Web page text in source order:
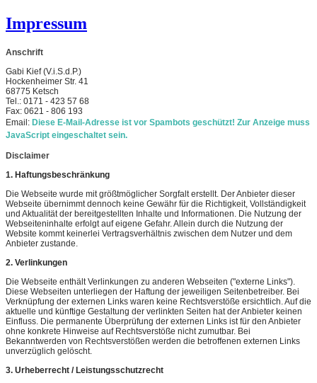
Impressum
Anschrift
Gabi Kief (V.i.S.d.P.)
Hockenheimer Str. 41
68775 Ketsch
Tel.: 0171 - 423 57 68
Fax: 0621 - 806 193
Email: Diese E-Mail-Adresse ist vor Spambots geschützt! Zur Anzeige muss
JavaScript eingeschaltet sein.
Disclaimer
1. Haftungsbeschränkung
Die Webseite wurde mit größtmöglicher Sorgfalt erstellt. Der Anbieter dieser
Webseite übernimmt dennoch keine Gewähr für die Richtigkeit, Vollständigkeit
und Aktualität der bereitgestellten Inhalte und Informationen. Die Nutzung der
Webseiteninhalte erfolgt auf eigene Gefahr. Allein durch die Nutzung der
Website kommt keinerlei Vertragsverhältnis zwischen dem Nutzer und dem
Anbieter zustande.
2. Verlinkungen
Die Webseite enthält Verlinkungen zu anderen Webseiten ("externe Links").
Diese Webseiten unterliegen der Haftung der jeweiligen Seitenbetreiber. Bei
Verknüpfung der externen Links waren keine Rechtsverstöße ersichtlich. Auf die
aktuelle und künftige Gestaltung der verlinkten Seiten hat der Anbieter keinen
Einfluss. Die permanente Überprüfung der externen Links ist für den Anbieter
ohne konkrete Hinweise auf Rechtsverstöße nicht zumutbar. Bei
Bekanntwerden von Rechtsverstößen werden die betroffenen externen Links
unverzüglich gelöscht.
3. Urheberrecht / Leistungsschutzrecht